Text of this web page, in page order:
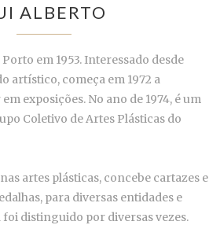
ALBERTO
em 1953. Interessado desde
artístico, começa em 1972 a
exposições. No ano de 1974, é um
Coletivo de Artes Plásticas do
artes plásticas, concebe cartazes e
para diversas entidades e
foi distinguido por diversas vezes.